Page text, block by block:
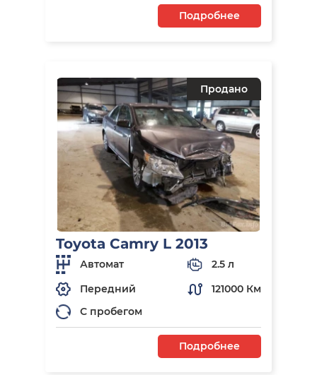
Подробнее
Продано
Toyota Camry L 2013
Автомат
2.5 л
Передний
121000 Км
С пробегом
Подробнее